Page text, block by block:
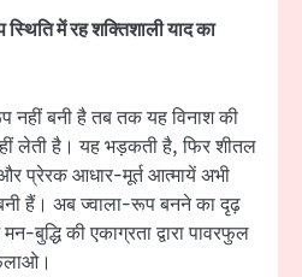
में रह शक्तिशाली याद का
बनी है तब तक यह विनाश की
लेती है। यह भड़कती है, फिर शीतल
और प्रेरक आधार-मूर्त आत्मायें अभी
हैं। अब ज्वाला-रूप बनने का दृढ़
की एकाग्रता द्वारा पावरफुल